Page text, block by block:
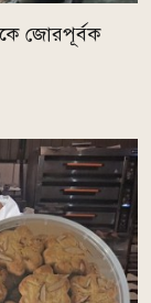
জোরপূর্বক